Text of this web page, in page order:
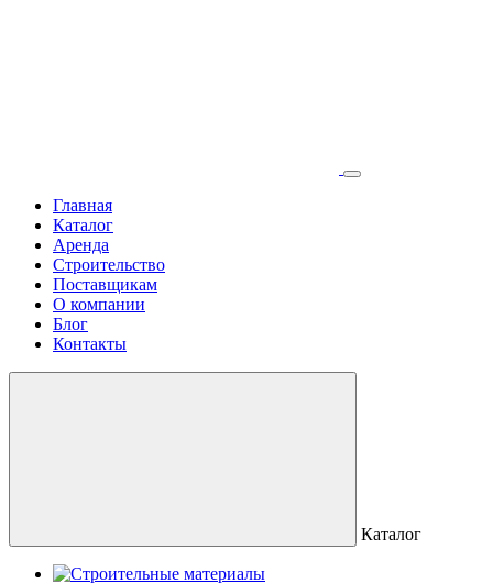
Главная
Каталог
Аренда
Строительство
Поставщикам
О компании
Блог
Контакты
Каталог